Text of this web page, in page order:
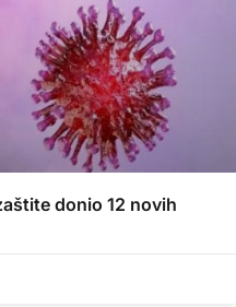
donio 12 novih